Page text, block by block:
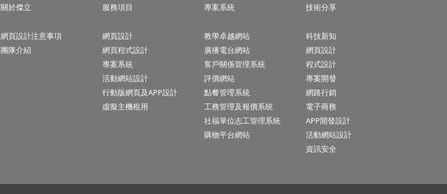
關於傑立
網頁設計注意事項
團隊介紹
服務項目
網頁設計
網頁程式設計
專案系統
活動網站設計
行動版網頁及APP設計
虛擬主機租用
專案系統
教學卓越網站
廣播電台網站
客戶關係管理系統
評價網站
點餐管理系統
工務管理及報價系統
社福單位志工管理系統
購物平台網站
技術分享
科技新知
網頁設計
程式設計
專案開發
網路行銷
電子商務
APP開發設計
活動網站設計
資訊安全